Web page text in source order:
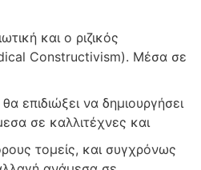
και ο ριζικός
Constructivism). Μέσα σε
επιδιώξει να δημιουργήσει
σε καλλιτέχνες και
τομείς, και συγχρόνως